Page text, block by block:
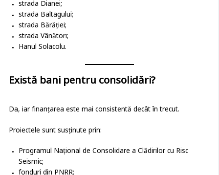
strada Dianei;
strada Baltagului;
strada Bărăției;
strada Vânători;
Hanul Solacolu.
Există bani pentru consolidări?
Da, iar finanțarea este mai consistentă decât în trecut.
Proiectele sunt susținute prin:
Programul Național de Consolidare a Clădirilor cu Risc
Seismic;